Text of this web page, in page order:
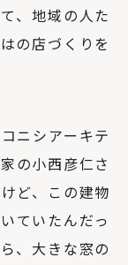
、地域の人た
の店づくりを
ニシアーキテ
の小西彦仁さ
ど、この建物
ていたんだっ
、大きな窓の